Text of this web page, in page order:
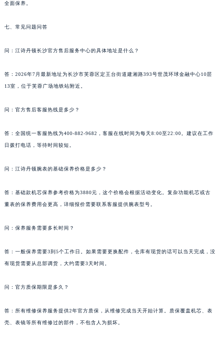
全面保养。
七、常见问题问答
问：江诗丹顿长沙官方售后服务中心的具体地址是什么？
答：2026年7月最新地址为长沙市芙蓉区定王台街道建湘路393号世茂环球金融中心10层
13室，位于芙蓉广场地铁站附近。
问：官方售后客服热线是多少？
答：全国统一客服热线为400-882-9682，客服在线时间为每天8:00至22:00。建议在工作
日拨打电话，等待时间较短。
问：江诗丹顿腕表的基础保养价格是多少？
答：基础款机芯保养参考价格为3880元，这个价格会根据活动变化。复杂功能机芯或古
董表的保养费用会更高，详细报价需要联系客服提供腕表型号。
问：保养服务需要多长时间？
答：一般保养需要3到5个工作日。如果需要更换配件，仓库有现货的话可以当天完成，没
有现货需要从总部调货，大约需要3天时间。
问：官方质保期限是多久？
答：所有维修保养服务提供2年官方质保，从维修完成当天开始计算。质保覆盖机芯、表
壳、表镜等所有维修过的部件，不包含人为损坏。